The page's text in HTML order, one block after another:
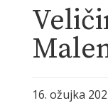
16. ožujka